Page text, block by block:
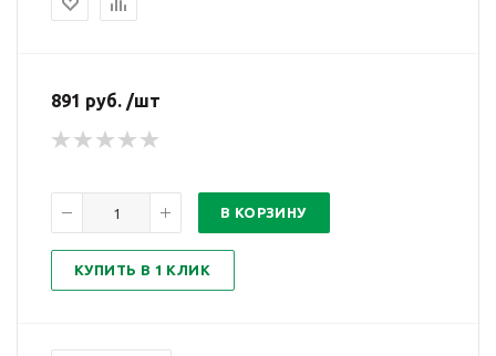
891 руб. /шт
В КОРЗИНУ
КУПИТЬ В 1 КЛИК